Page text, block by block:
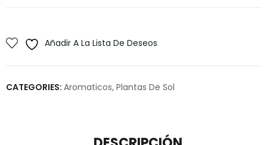
Añadir A La Lista De Deseos
CATEGORIES: Aromaticos, Plantas De Sol